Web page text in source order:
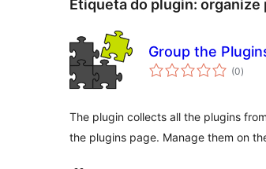
Etiqueta do plugin: organize
Group the
(0totais
)
The plugin collects all the plugins
the plugins page. Manage them on